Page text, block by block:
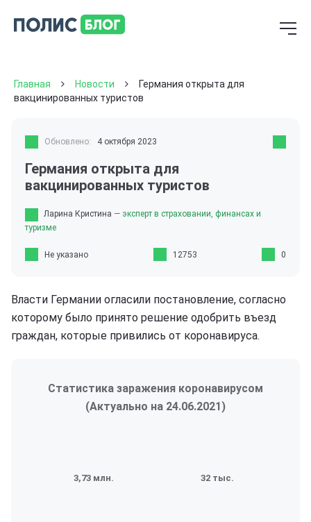
Главная Новости
Германия открыта для
вакцинированных туристов
Обновлено: 4 октября 2023
Германия открыта для
вакцинированных туристов
Ларина Кристина — эксперт в страховании, финансах и
туризме
Не указано 12753 0
Власти Германии огласили постановление, согласно
которому было принято решение одобрить въезд
граждан, которые привились от коронавируса.
Статистика заражения коронавирусом
(Актуально на 24.06.2021)
3,73 млн. 32 тыс.